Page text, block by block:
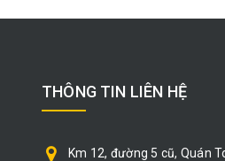
THÔNG TIN LIÊN HỆ
Km 12, đường 5 cũ, Quán